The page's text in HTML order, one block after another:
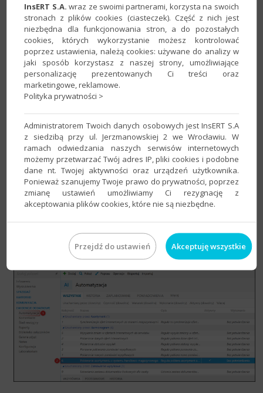
3. W sekcji Automatyczna synchronizacja z systemem
handlowo-magazynowymaktywować parametrPobieraj
asortyment co​ i określić jego częstotliwość. Zatwierdzić
przyciskiemZapisz.
Uwaga!Parametr wpływa na automat
systemowyPobieranie asortymentu z systemu
InsERT S.A. wraz ze swoimi partnerami, korzysta na swoich
stronach z plików cookies (ciasteczek). Część z nich jest
niezbędna dla funkcjonowania stron, a do pozostałych
cookies, których wykorzystanie możesz kontrolować
poprzez ustawienia, należą cookies: używane do analizy w
jaki sposób korzystasz z naszej strony, umożliwiające
personalizację prezentowanych Ci treści oraz
marketingowe, reklamowe.
Polityka prywatności >
Administratorem Twoich danych osobowych jest InsERT S.A
z siedzibą przy ul. Jerzmanowskiej 2 we Wrocławiu. W
ramach odwiedzania naszych serwisów internetowych
możemy przetwarzać Twój adres IP, pliki cookies i podobne
dane nt. Twojej aktywności oraz urządzeń użytkownika.
Ponieważ szanujemy Twoje prawo do prywatności, poprzez
zmianę ustawień umożliwiamy Ci rezygnację z
akceptowania plików cookies, które nie są niezbędne.
Przejdź do ustawień Akceptuję wszystkie